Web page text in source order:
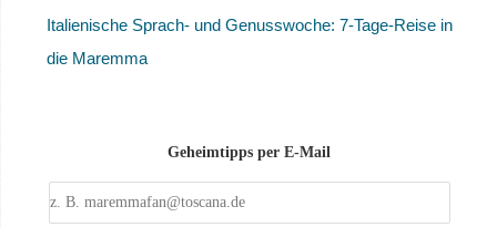
Italienische Sprach- und Genusswoche: 7-Tage-Reise in
die Maremma
Geheimtipps per E-Mail